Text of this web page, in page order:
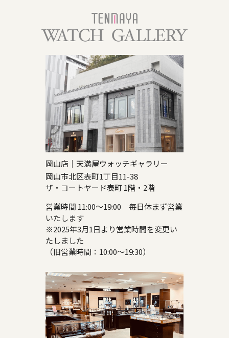
岡山店｜天満屋ウォッチギャラリー
岡山市北区表町1丁目11-38
ザ・コートヤード表町 1階・2階
営業時間 11:00～19:00 毎日休まず営業
いたします
※2025年3月1日より営業時間を変更い
たしました
（旧営業時間：10:00～19:30）